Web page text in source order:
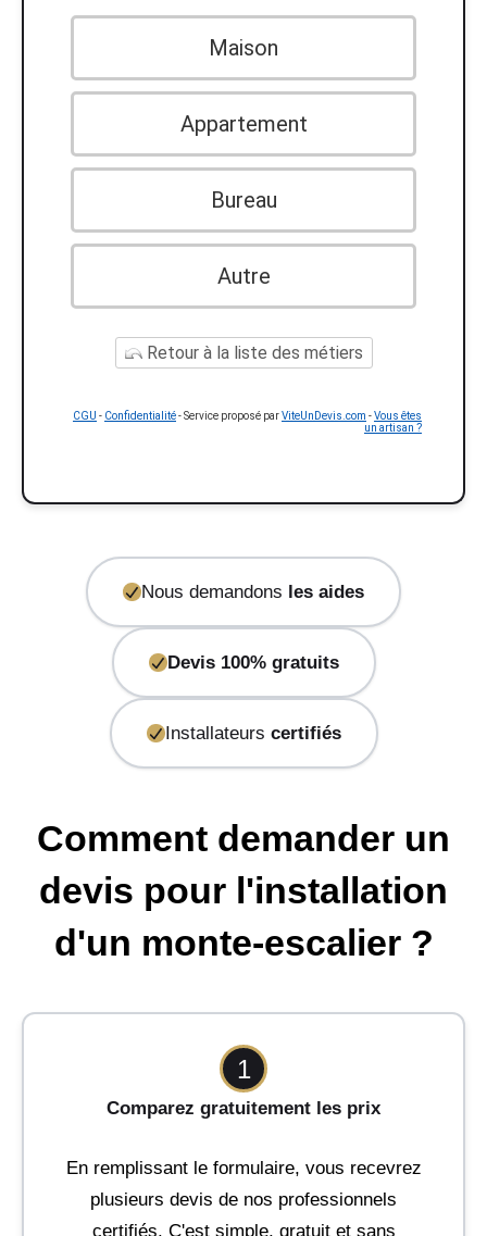
Maison
Appartement
Bureau
Autre
Retour à la liste des métiers
CGU - Confidentialité- Service proposé parViteUnDevis.com -Vous êtes
un artisan ?
Nous demandons les aides
Devis 100% gratuits
Installateurs certifiés
Comment demander un
devis pour l'installation
d'un monte-escalier ?
1
Comparez gratuitement les prix
En remplissant le formulaire, vous recevrez
plusieurs devis de nos professionnels
certifiés. C'est simple, gratuit et sans